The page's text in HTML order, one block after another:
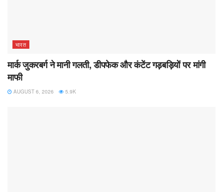
भारत
मार्क जुकरबर्ग ने मानी गलती, डीपफेक और कंटेंट गड़बड़ियों पर मांगी
माफी
AUGUST 6, 2026 5.9K